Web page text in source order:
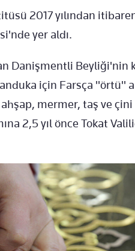
2017 yılından
yer aldı.
Danişmentli Beyliği'nin
için Farsça "örtü"
mermer, taş ve
2,5 yıl önce Tokat